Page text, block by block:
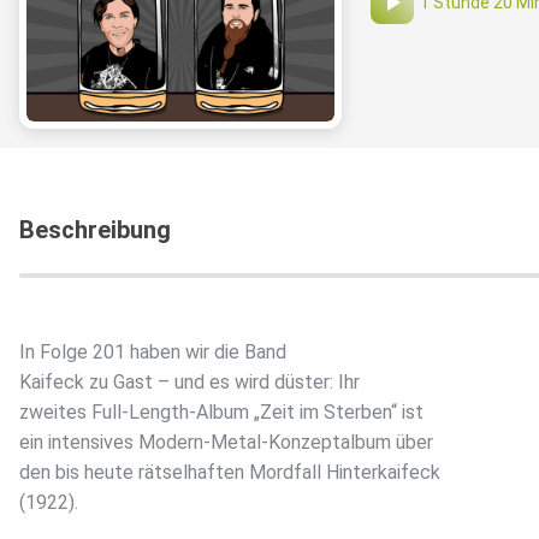
Beschreibung
In Folge 201 haben wir die Band
Kaifeck zu Gast – und es wird düster: Ihr
zweites Full-Length-Album „Zeit im Sterben“ ist
ein intensives Modern-Metal-Konzeptalbum über
den bis heute rätselhaften Mordfall Hinterkaifeck
(1922).